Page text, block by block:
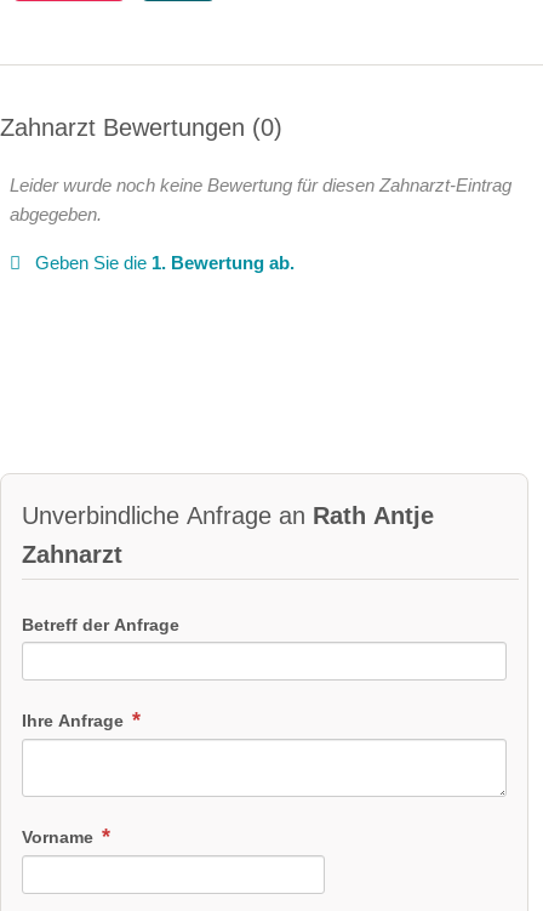
Zahnarzt Bewertungen 0
Leider wurde noch keine Bewertung für diesen Zahnarzt-Eintrag
abgegeben.
Geben Sie die 1. Bewertung ab.
Unverbindliche Anfrage an Rath Antje
Zahnarzt
Betreff der Anfrage
Ihre Anfrage
Vorname